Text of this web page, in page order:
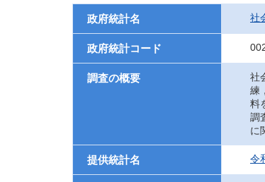
政府統計名 社
政府統計コード
調査の概要
社
練
料
調
に
提供統計名 令